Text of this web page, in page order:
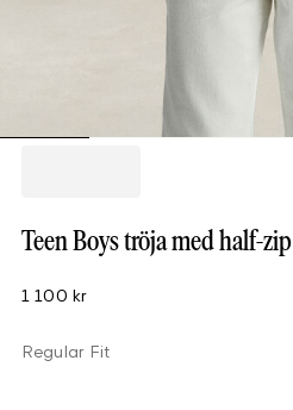
Teen Boys tröja med half-zip
1 100 kr
Regular Fit